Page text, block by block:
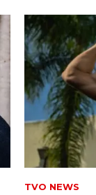
TVO NEWS